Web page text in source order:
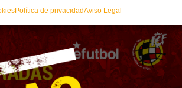
Política de privacidadAviso Legal